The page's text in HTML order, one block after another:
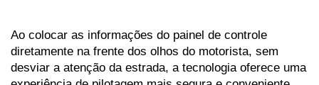
Ao colocar as informações do painel de controle
diretamente na frente dos olhos do motorista, sem
desviar a atenção da estrada, a tecnologia oferece uma